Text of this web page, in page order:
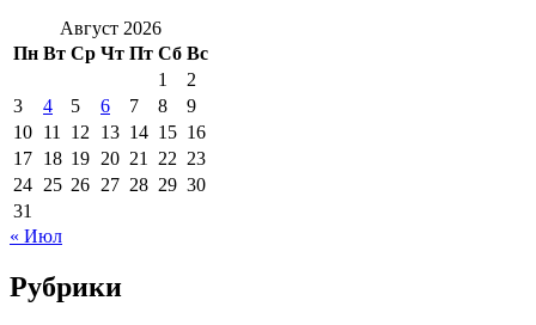
Август 2026
Пн Вт Ср Чт Пт Сб Вс
1
2
3
4 5 6 7 8
9
10 11 12 13 14 15 16
17 18 19 20 21 22 23
24 25 26 27 28 29 30
31
« Июл
Рубрики